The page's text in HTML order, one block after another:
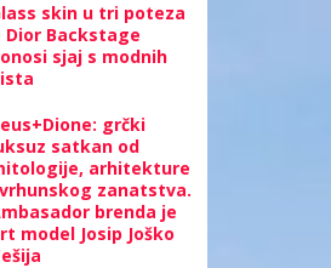
skin u tri poteza
Dior Backstage
sjaj s modnih
grčki
satkan od
arhitekture
zanatstva.
brenda je
model Josip Joško